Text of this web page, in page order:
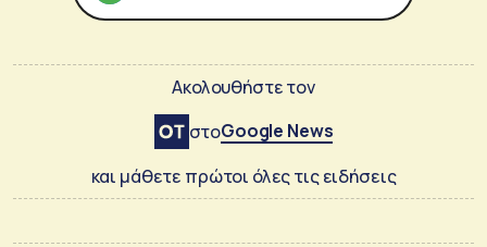
Ακολουθήστε τον
στοGoogle News
και μάθετε πρώτοι όλες τις ειδήσεις